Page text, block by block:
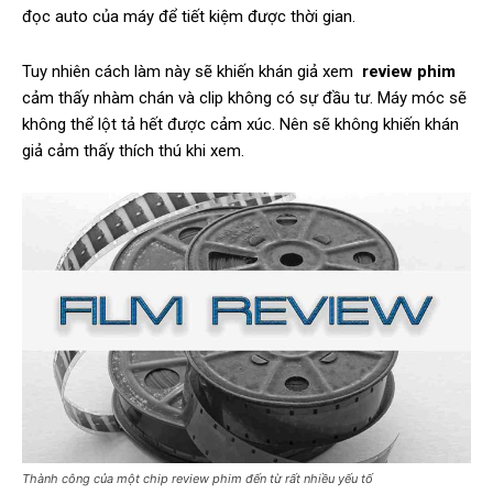
đọc auto của máy để tiết kiệm được thời gian.
Tuy nhiên cách làm này sẽ khiến khán giả xem review phim
cảm thấy nhàm chán và clip không có sự đầu tư. Máy móc sẽ
không thể lột tả hết được cảm xúc. Nên sẽ không khiến khán
giả cảm thấy thích thú khi xem.
Thành công của một chip review phim đến từ rất nhiều yếu tố